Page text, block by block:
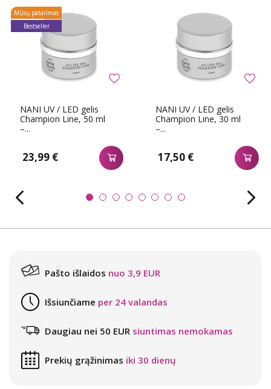
NANI UV / LED gelis
Champion Line, 50 ml
–...
23,99 €
Mūsų patarimas
Bestseller
NANI UV / LED gelis
Champion Line, 30 ml
–...
17,50 €
Pašto išlaidos nuo 3,9 EUR
Išsiunčiame per 24 valandas
Daugiau nei 50 EUR siuntimas nemokamas
Prekių grąžinimas iki 30 dienų